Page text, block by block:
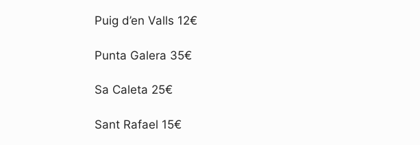
Puig d’en Valls 12€
Punta Galera 35€
Sa Caleta 25€
Sant Rafael 15€